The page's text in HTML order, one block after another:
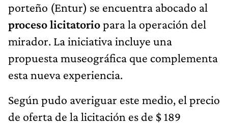
porteño (Entur) se encuentra abocado al
proceso licitatoriopara la operación del
mirador. La iniciativa incluye una
propuesta museográfica que complementa
esta nueva experiencia.
Según pudo averiguar este medio, el precio
de oferta de la licitación es de $ 189